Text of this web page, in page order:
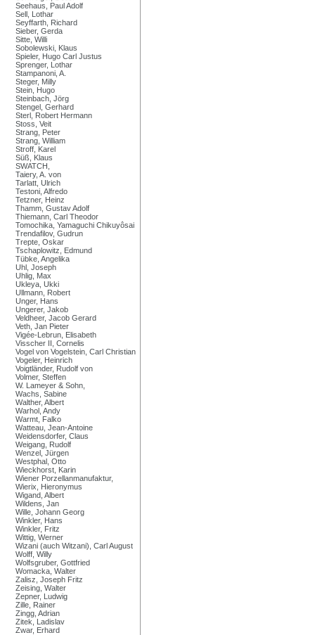
Seehaus, Paul Adolf
Sell, Lothar
Seyffarth, Richard
Sieber, Gerda
Sitte, Willi
Sobolewski, Klaus
Spieler, Hugo Carl Justus
Sprenger, Lothar
Stampanoni, A.
Steger, Milly
Stein, Hugo
Steinbach, Jörg
Stengel, Gerhard
Sterl, Robert Hermann
Stoss, Veit
Strang, Peter
Strang, William
Stroff, Karel
Süß, Klaus
SWATCH,
Taiery, A. von
Tarlatt, Ulrich
Testoni, Alfredo
Tetzner, Heinz
Thamm, Gustav Adolf
Thiemann, Carl Theodor
Tomochika, Yamaguchi Chikuyôsai
Trendafilov, Gudrun
Trepte, Oskar
Tschaplowitz, Edmund
Tübke, Angelika
Uhl, Joseph
Uhlig, Max
Ukleya, Ukki
Ullmann, Robert
Unger, Hans
Ungerer, Jakob
Veldheer, Jacob Gerard
Veth, Jan Pieter
Vigée-Lebrun, Elisabeth
Visscher II, Cornelis
Vogel von Vogelstein, Carl Christian
Vogeler, Heinrich
Voigtländer, Rudolf von
Volmer, Steffen
W. Lameyer & Sohn,
Wachs, Sabine
Walther, Albert
Warhol, Andy
Warmt, Falko
Watteau, Jean-Antoine
Weidensdorfer, Claus
Weigang, Rudolf
Wenzel, Jürgen
Westphal, Otto
Wieckhorst, Karin
Wiener Porzellanmanufaktur,
Wierix, Hieronymus
Wigand, Albert
Wildens, Jan
Wille, Johann Georg
Winkler, Hans
Winkler, Fritz
Wittig, Werner
Wizani (auch Witzani), Carl August
Wolff, Willy
Wolfsgruber, Gottfried
Womacka, Walter
Zalisz, Joseph Fritz
Zeising, Walter
Zepner, Ludwig
Zille, Rainer
Zingg, Adrian
Zitek, Ladislav
Zwar, Erhard